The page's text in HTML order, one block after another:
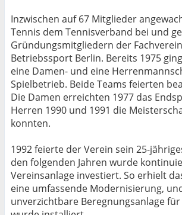
Inzwischen auf 67 Mitglieder
Tennis dem Tennisverband bei und
Gründungsmitgliedern der
Betriebssport Berlin. Bereits 1975
eine Damen- und eine
Spielbetrieb. Beide Teams feierten
Die Damen erreichten 1977 das
Herren 1990 und 1991 die
konnten.
1992 feierte der Verein sein 25-
den folgenden Jahren wurde
Vereinsanlage investiert. So erhielt
eine umfassende Modernisierung,
unverzichtbare Beregnungsanlage